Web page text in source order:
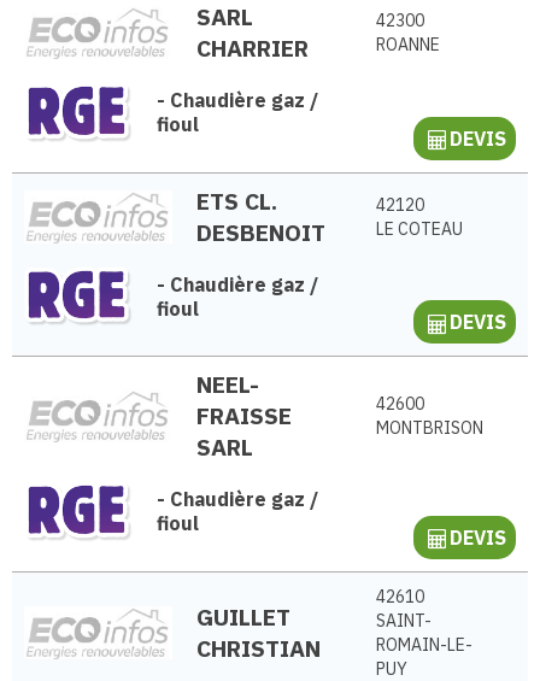
SARL
CHARRIER
42300
ROANNE
- Chaudière gaz /
fioul
DEVIS
ETS CL.
DESBENOIT
42120
LE COTEAU
- Chaudière gaz /
fioul
DEVIS
NEEL-
FRAISSE
SARL
42600
MONTBRISON
- Chaudière gaz /
fioul
DEVIS
GUILLET
CHRISTIAN
42610
SAINT-
ROMAIN-LE-
PUY